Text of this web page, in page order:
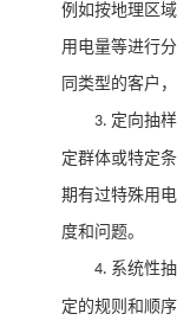
例如按地理区
用电量等进行
同类型的客户
3. 定向抽
定群体或特定
期有过特殊用
度和问题。
4. 系统性
定的规则和顺